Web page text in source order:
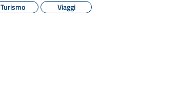
Turismo
Viaggi